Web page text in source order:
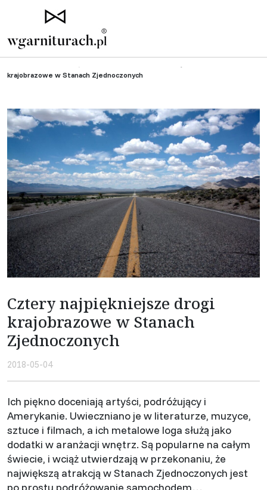
krajobrazowe w Stanach Zjednoczonych
Cztery najpiękniejsze drogi
krajobrazowe w Stanach
Zjednoczonych
2018-05-04
Ich piękno doceniają artyści, podróżujący i
Amerykanie. Uwieczniano je w literaturze, muzyce,
sztuce i filmach, a ich metalowe loga służą jako
dodatki w aranżacji wnętrz. Są popularne na całym
świecie, i wciąż utwierdzają w przekonaniu, że
największą atrakcją w Stanach Zjednoczonych jest